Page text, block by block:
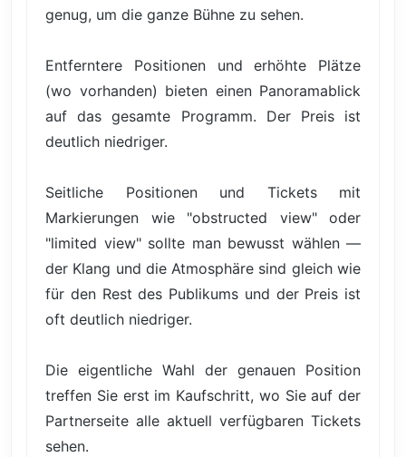
genug, um die ganze Bühne zu sehen.
Entferntere Positionen und erhöhte Plätze
(wo vorhanden) bieten einen Panoramablick
auf das gesamte Programm. Der Preis ist
deutlich niedriger.
Seitliche Positionen und Tickets mit
Markierungen wie "obstructed view" oder
"limited view" sollte man bewusst wählen —
der Klang und die Atmosphäre sind gleich wie
für den Rest des Publikums und der Preis ist
oft deutlich niedriger.
Die eigentliche Wahl der genauen Position
treffen Sie erst im Kaufschritt, wo Sie auf der
Partnerseite alle aktuell verfügbaren Tickets
sehen.